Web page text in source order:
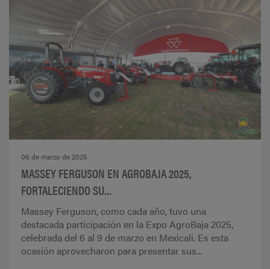
06 de marzo de 2025
MASSEY FERGUSON EN AGROBAJA 2025,
FORTALECIENDO SU...
Massey Ferguson, como cada año, tuvo una
destacada participación en la Expo AgroBaja 2025,
celebrada del 6 al 9 de marzo en Mexicali. Es esta
ocasión aprovecharon para presentar sus...